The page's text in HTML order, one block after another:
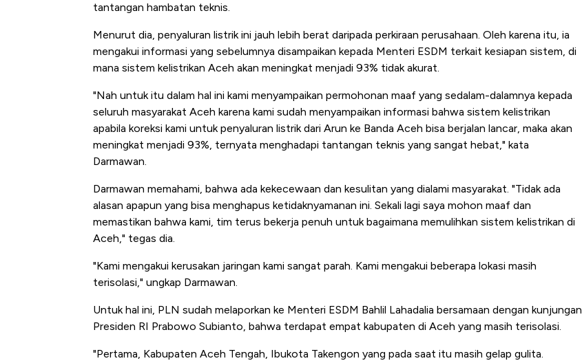
tantangan hambatan teknis.
Menurut dia, penyaluran listrik ini jauh lebih berat daripada perkiraan perusahaan. Oleh karena itu, ia
mengakui informasi yang sebelumnya disampaikan kepada Menteri ESDM terkait kesiapan sistem, di
mana sistem kelistrikan Aceh akan meningkat menjadi 93% tidak akurat.
"Nah untuk itu dalam hal ini kami menyampaikan permohonan maaf yang sedalam-dalamnya kepada
seluruh masyarakat Aceh karena kami sudah menyampaikan informasi bahwa sistem kelistrikan
apabila koreksi kami untuk penyaluran listrik dari Arun ke Banda Aceh bisa berjalan lancar, maka akan
meningkat menjadi 93%, ternyata menghadapi tantangan teknis yang sangat hebat," kata
Darmawan.
Darmawan memahami, bahwa ada kekecewaan dan kesulitan yang dialami masyarakat. "Tidak ada
alasan apapun yang bisa menghapus ketidaknyamanan ini. Sekali lagi saya mohon maaf dan
memastikan bahwa kami, tim terus bekerja penuh untuk bagaimana memulihkan sistem kelistrikan di
Aceh," tegas dia.
"Kami mengakui kerusakan jaringan kami sangat parah. Kami mengakui beberapa lokasi masih
terisolasi," ungkap Darmawan.
Untuk hal ini, PLN sudah melaporkan ke Menteri ESDM Bahlil Lahadalia bersamaan dengan kunjungan
Presiden RI Prabowo Subianto, bahwa terdapat empat kabupaten di Aceh yang masih terisolasi.
"Pertama, Kabupaten Aceh Tengah, Ibukota Takengon yang pada saat itu masih gelap gulita.